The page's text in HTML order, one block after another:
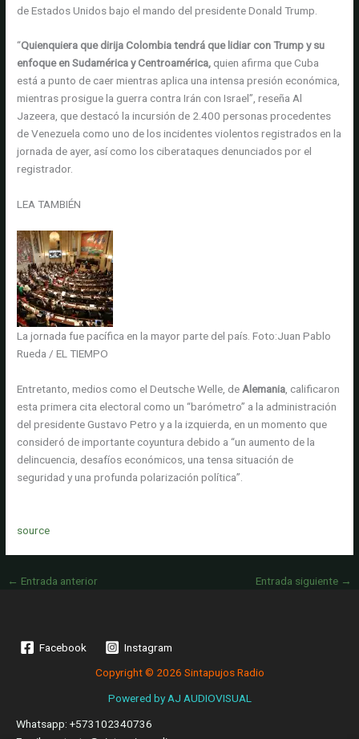
de Estados Unidos bajo el mando del presidente Donald Trump.
“Quienquiera que dirija Colombia tendrá que lidiar con Trump y su
enfoque en Sudamérica y Centroamérica, quien afirma que Cuba
está a punto de caer mientras aplica una intensa presión económica,
mientras prosigue la guerra contra Irán con Israel”, reseña Al
Jazeera, que destacó la incursión de 2.400 personas procedentes
de Venezuela como uno de los incidentes violentos registrados en la
jornada de ayer, así como los ciberataques denunciados por el
registrador.
LEA TAMBIÉN
La jornada fue pacífica en la mayor parte del país. Foto:Juan Pablo
Rueda / EL TIEMPO
Entretanto, medios como el Deutsche Welle, deAlemania , calificaron
esta primera cita electoral como un “barómetro” a la administración
del presidente Gustavo Petro y a la izquierda, en un momento que
consideró de importante coyuntura debido a “un aumento de la
delincuencia, desafíos económicos, una tensa situación de
seguridad y una profunda polarización política”.
source
← Entrada anterior Entrada siguiente →
Facebook
Instagram
Copyright © 2026 Sintapujos Radio
Powered by AJ AUDIOVISUAL
Whatsapp: +573102340736